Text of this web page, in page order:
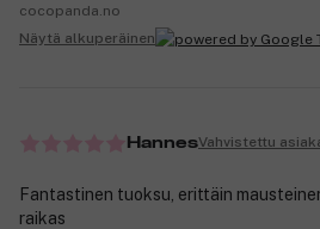
cocopanda.no
Näytä alkuperäinen
HannesVahvistettu
Fantastinen tuoksu, erittäin
raikas